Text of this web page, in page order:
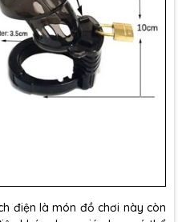
điện là món đồ chơi này còn